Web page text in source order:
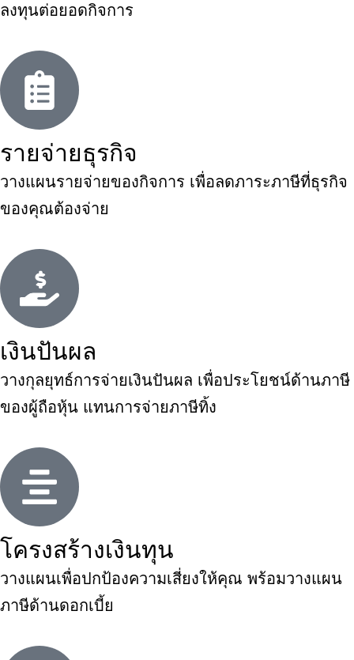
ลงทุนต่อยอดกิจการ
รายจ่ายธุรกิจ
วางแผนรายจ่ายของกิจการ เพื่อลดภาระภาษีที่ธุรกิจ
ของคุณต้องจ่าย
เงินปันผล
วางกุลยุทธ์การจ่ายเงินปันผล เพื่อประโยชน์ด้านภาษี
ของผู้ถือหุ้น แทนการจ่ายภาษีทิ้ง
โครงสร้างเงินทุน
วางแผนเพื่อปกป้องความเสี่ยงให้คุณ พร้อมวางแผน
ภาษีด้านดอกเบี้ย